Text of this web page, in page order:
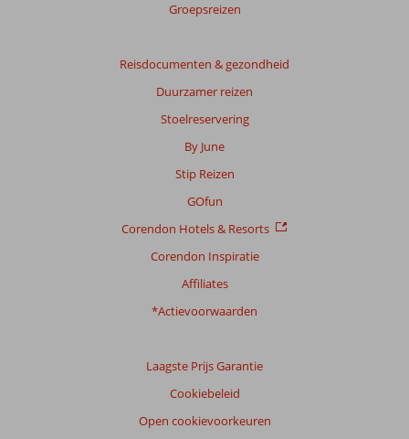
Groepsreizen
Reisdocumenten & gezondheid
Duurzamer reizen
Stoelreservering
By June
Stip Reizen
GOfun
Corendon Hotels & Resorts
Corendon Inspiratie
Affiliates
*Actievoorwaarden
Laagste Prijs Garantie
Cookiebeleid
Open cookievoorkeuren